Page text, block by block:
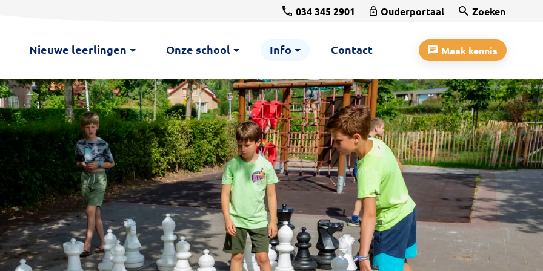
034 345 2901 Ouderportaal Zoeken
Nieuwe leerlingen Onze school Info Contact Maak kennis